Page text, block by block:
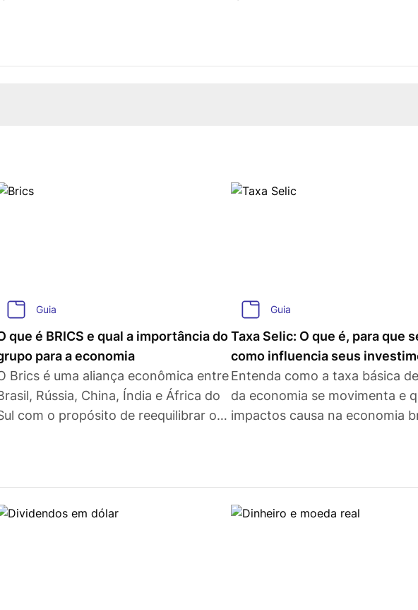
Guia
que é BRICS e qual a importância do
para a economia
Brics é uma aliança econômica entre
Rússia, China, Índia e África do
com o propósito de reequilibrar o
Guia
Taxa Selic: O que é, para que
como influencia seus
Entenda como a taxa básica
da economia se movimenta e
impactos causa na economia